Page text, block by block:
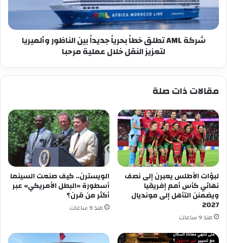
بين
الناظور
وألميريا
لتعزيز
عملية
شركة AML تطلق خطاً بحرياً جديداً بين الناظور وألميريا
لتعزيز النقل خلال عملية مرحبا
مقالات ذات صلة
لبؤات الأطلس يعبرن إلى نصف
نهائي كأس أمم إفريقيا
ويضمنن التأهل إلى مونديال
2027
منذ 9 ساعات
الويسترن.. كيف صنعت السينما
أسطورة «البطل الأمريكي» عبر
أكثر من قرن؟
منذ 9 ساعات